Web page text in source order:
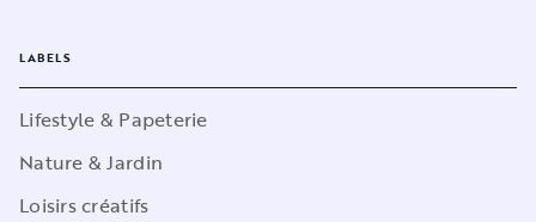
LABELS
Lifestyle & Papeterie
Nature & Jardin
Loisirs créatifs